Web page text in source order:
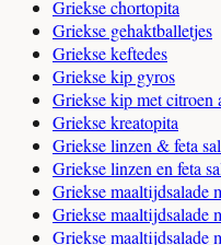
Griekse chortopita
Griekse gehaktballetjes
Griekse keftedes
Griekse kip gyros
Griekse kip met citroen
Griekse kreatopita
Griekse linzen & feta
Griekse linzen en feta
Griekse maaltijdsalade
Griekse maaltijdsalade
Griekse maaltijdsalade